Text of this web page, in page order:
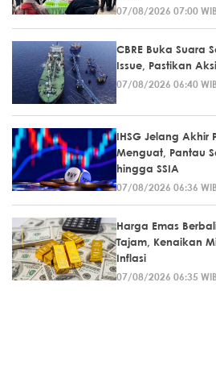
07/08/2026 07:00
CBRE Buka Suara
Issue, Pastikan
07/08/2026 06:40
IHSG Jelang Akhir
Menguat, Pantau
hingga SSIA
07/08/2026 06:36
Harga Emas
Tajam, Kenaikan
Inflasi
07/08/2026 06:35